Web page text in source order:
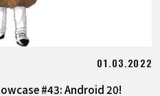
01.03.2022
#43: Android 20!